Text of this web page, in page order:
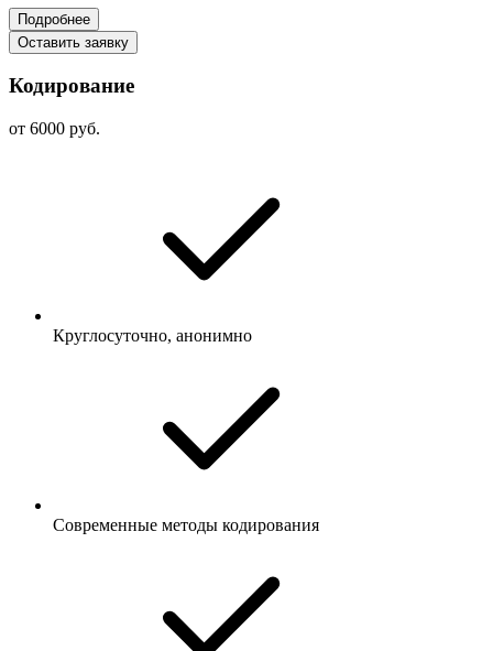
Подробнее
Оставить заявку
Кодирование
от 6000 руб.
Круглосуточно, анонимно
Современные методы кодирования